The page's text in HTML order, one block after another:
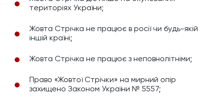
територіях України;
Жовта Стрічка не працює в росії чи будь-якій
іншій країні;
Жовта Стрічка не працює з неповнолітніми;
Право «Жовтої Стрічки» на мирний опір
захищено Законом України № 5557;